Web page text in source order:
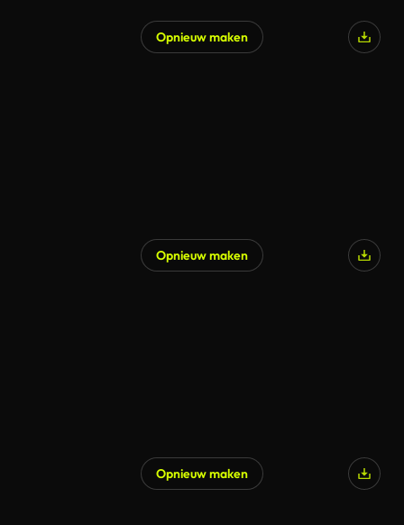
Opnieuw maken
Opnieuw maken
Opnieuw maken